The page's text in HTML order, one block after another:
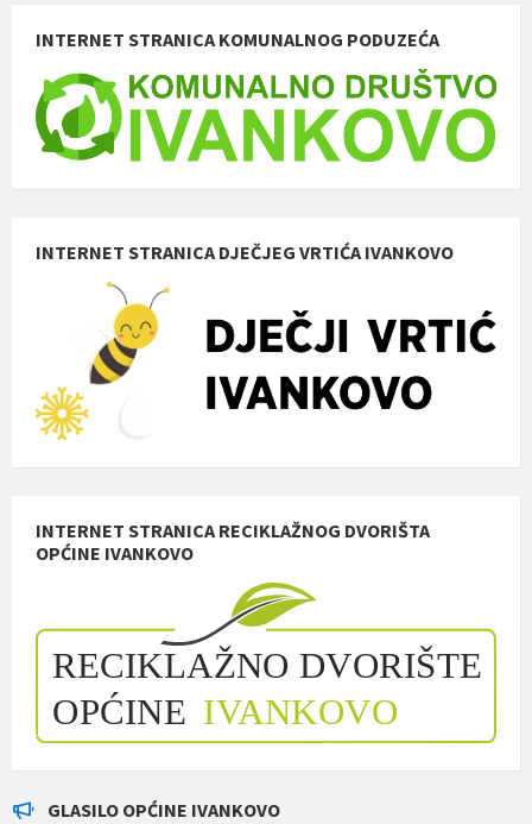
INTERNET STRANICA KOMUNALNOG PODUZEĆA
INTERNET STRANICA DJEČJEG VRTIĆA IVANKOVO
INTERNET STRANICA RECIKLAŽNOG DVORIŠTA
OPĆINE IVANKOVO
GLASILO OPĆINE IVANKOVO